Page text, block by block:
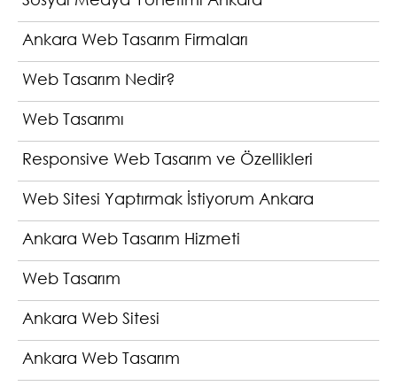
Ankara Web Tasarım Firmaları
Web Tasarım Nedir?
Web Tasarımı
Responsive Web Tasarım ve Özellikleri
Web Sitesi Yaptırmak İstiyorum Ankara
Ankara Web Tasarım Hizmeti
Web Tasarım
Ankara Web Sitesi
Ankara Web Tasarım